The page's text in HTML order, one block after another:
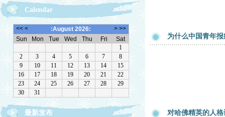
Calendar
最新发布
为什么中国青年
对哈佛精英的人格